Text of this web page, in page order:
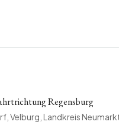
Regensburg